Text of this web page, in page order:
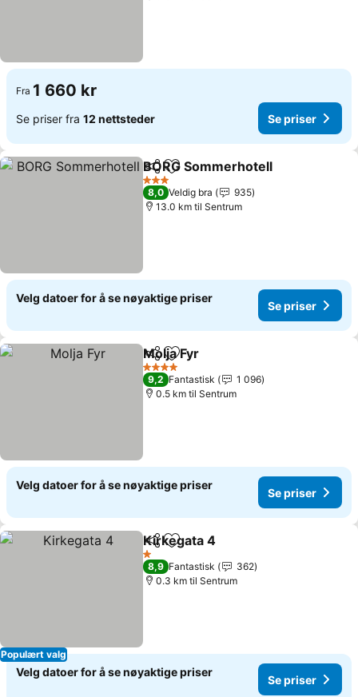
Fra 1 660 kr
Se priser fra 12 nettsteder Se priser
Del Legg til i favoritter
BORG Sommerhotell
3 Stjerner
8,0 Veldig bra
935
13.0 km til Sentrum
Velg datoer for å se nøyaktige priser
Se priser
Del Legg til i favoritter
Molja Fyr
4 Stjerner
9,2 Fantastisk
1 096
0.5 km til Sentrum
Velg datoer for å se nøyaktige priser
Se priser
Populært valg
Del Legg til i favoritter
Kirkegata 4
1 Stjerner
8,9 Fantastisk
362
0.3 km til Sentrum
Velg datoer for å se nøyaktige priser
Se priser